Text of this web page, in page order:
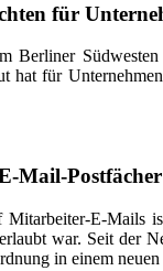
für
Berliner
hat für
Mail-Postfächer
E-Mails
war. Seit der
in einem